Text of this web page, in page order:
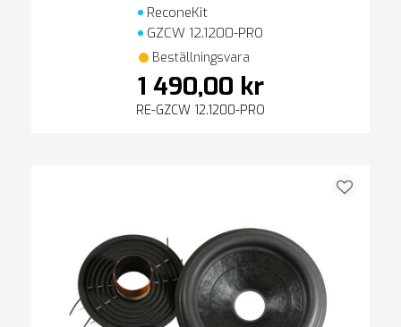
ReconeKit
GZCW 12.1200-PRO
Beställningsvara
1 490,00 kr
RE-GZCW 12.1200-PRO